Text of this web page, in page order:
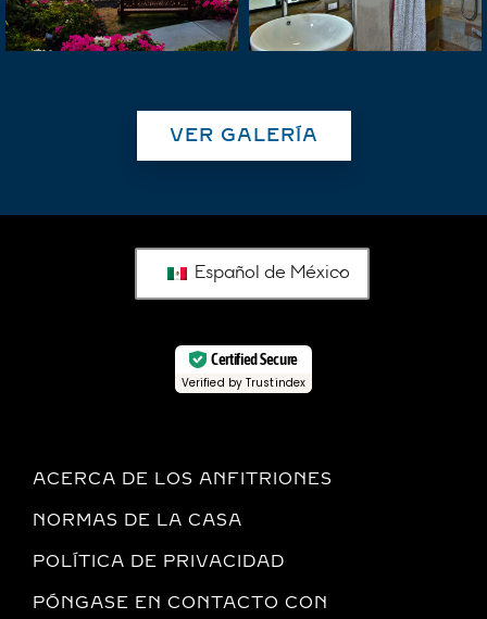
VER GALERÍA
Español de México
Certified Secure
Verified by Trustindex
ACERCA DE LOS ANFITRIONES
NORMAS DE LA CASA
POLÍTICA DE PRIVACIDAD
PÓNGASE EN CONTACTO CON